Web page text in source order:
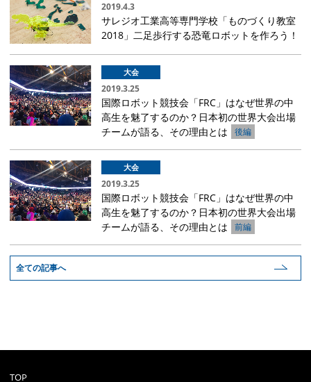
2019.4.3
サレジオ工業高等専門学校「ものづくり教室
2018」二足歩行する恐竜ロボットを作ろう！
大会
2019.3.25
国際ロボット競技会「FRC」はなぜ世界の中
高生を魅了するのか？日本初の世界大会出場
チームが語る、その理由とは
後編
大会
2019.3.25
国際ロボット競技会「FRC」はなぜ世界の中
高生を魅了するのか？日本初の世界大会出場
チームが語る、その理由とは
前編
全ての記事へ
TOP